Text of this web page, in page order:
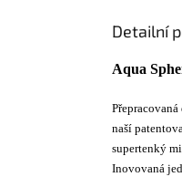
Detailní
Aqua
naší
supertenký
Inovovaná